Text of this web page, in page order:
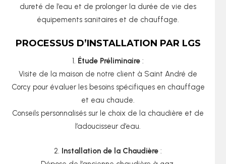
dureté de l’eau et de prolonger la durée de vie des
équipements sanitaires et de chauffage.
PROCESSUS D’INSTALLATION PAR LGS
Étude Préliminaire :
Visite de la maison de notre client à Saint André de
Corcy pour évaluer les besoins spécifiques en chauffage
et eau chaude.
Conseils personnalisés sur le choix de la chaudière et de
l’adoucisseur d’eau.
Installation de la Chaudière :